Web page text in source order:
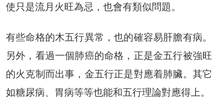
使只是流月火旺為忌，也會有類似問題。
有些命格的木五行異常，也的確容易肝膽有病。
另外，看過一個肺癌的命格，正是金五行被強旺
的火克制而出事，金五行正是對應着肺臟。其它
如糖尿病、胃病等等也能和五行理論對應得上。